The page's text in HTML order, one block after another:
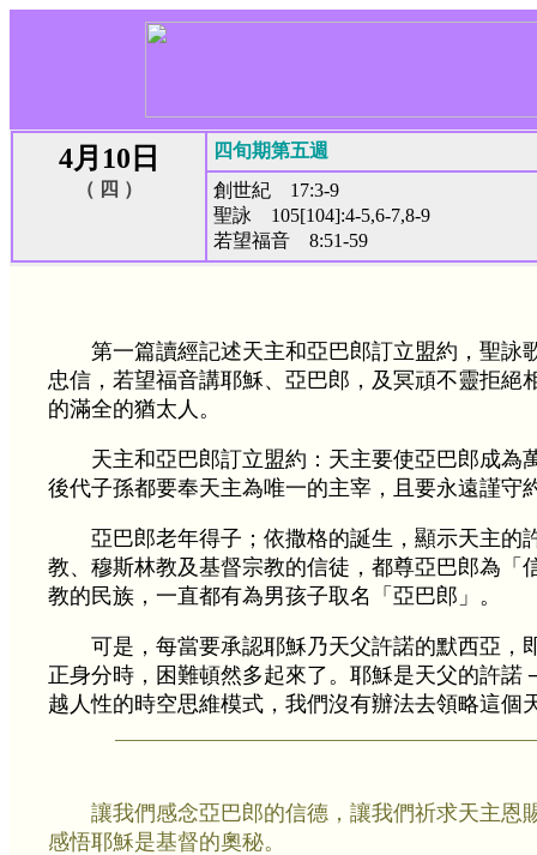
4月10日
（ 四 ）
四旬期第五週
創世紀 17:3-9
聖詠 105[104]:4-5,6-7,8-9
若望福音 8:51-59
第一篇讀經記述天主和亞巴郎訂立盟約，聖詠
忠信，若望福音講耶穌、亞巴郎，及冥頑不靈拒絕
的滿全的猶太人。
天主和亞巴郎訂立盟約：天主要使亞巴郎成為
後代子孫都要奉天主為唯一的主宰，且要永遠謹守
亞巴郎老年得子；依撒格的誕生，顯示天主的
教、穆斯林教及基督宗教的信徒，都尊亞巴郎為「
教的民族，一直都有為男孩子取名「亞巴郎」。
可是，每當要承認耶穌乃天父許諾的默西亞，
正身分時，困難頓然多起來了。耶穌是天父的許諾
越人性的時空思維模式，我們沒有辦法去領略這個
讓我們感念亞巴郎的信德，讓我們祈求天主恩
感悟耶穌是基督的奧秘。